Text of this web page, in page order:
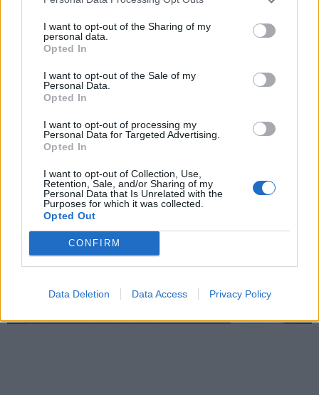
I want to opt-out of the Sharing of my
personal data.
Opted In
I want to opt-out of the Sale of my
Personal Data.
Opted In
I want to opt-out of processing my
Personal Data for Targeted Advertising.
Opted In
I want to opt-out of Collection, Use,
Retention, Sale, and/or Sharing of my
Personal Data that Is Unrelated with the
Purposes for which it was collected.
Opted Out
CONFIRM
Data Deletion Data Access Privacy Policy
Zpravodajství Živohošti
Zpravodajství
Příbram modernizuje parkovací automaty.
Přibudou i tři nové poblíž Svaté Hory
Zpravodajství
Obce nově získají body i za předcházení
vzniku odpadu